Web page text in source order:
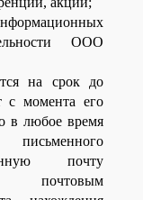
ООО
на срок до
с момента его
в любое время
почту